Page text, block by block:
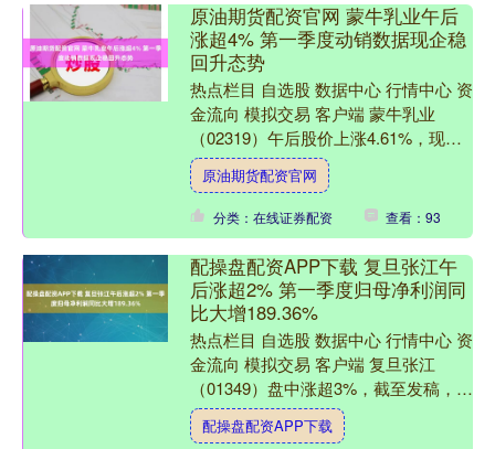
原油期货配资官网 蒙牛乳业午后
涨超4% 第一季度动销数据现企稳
回升态势
热点栏目 自选股 数据中心 行情中心 资
金流向 模拟交易 客户端 蒙牛乳业
（02319）午后股价上涨4.61%，现报
17.47港元，成交额3.59亿港元。 兴
业....
原油期货配资官网
分类：在线证券配资 查看：93
配操盘配资APP下载 复旦张江午
后涨超2% 第一季度归母净利润同
比大增189.36%
热点栏目 自选股 数据中心 行情中心 资
金流向 模拟交易 客户端 复旦张江
（01349）盘中涨超3%，截至发稿，股
价上涨2.17%，报2.82港元，成交额
588....
配操盘配资APP下载